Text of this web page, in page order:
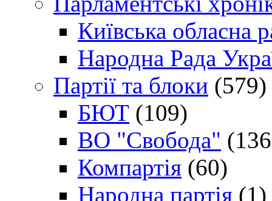
Київська обласна
Народна Рада
Партії та блоки (579)
БЮТ (109)
ВО "Свобода"
Компартія (60)
Народна партія (1)